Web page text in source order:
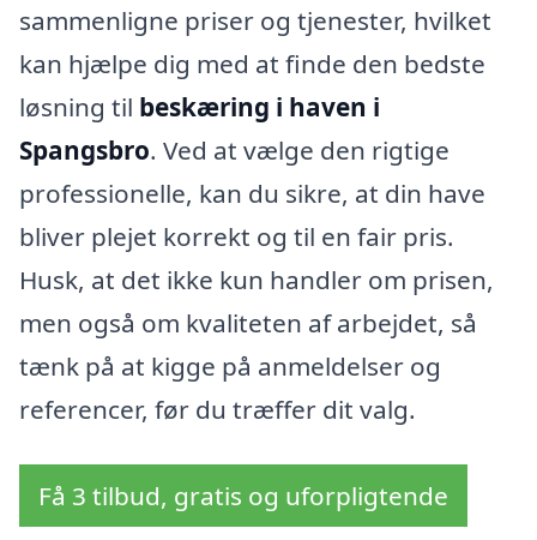
sammenligne priser og tjenester, hvilket
kan hjælpe dig med at finde den bedste
løsning til beskæring i haven i
Spangsbro. Ved at vælge den rigtige
professionelle, kan du sikre, at din have
bliver plejet korrekt og til en fair pris.
Husk, at det ikke kun handler om prisen,
men også om kvaliteten af arbejdet, så
tænk på at kigge på anmeldelser og
referencer, før du træffer dit valg.
Få 3 tilbud, gratis og uforpligtende